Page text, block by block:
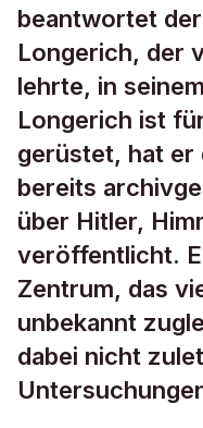
beantwortet
Longerich, der
lehrte, in
Longerich ist
gerüstet, hat er
bereits
über Hitler,
veröffentlicht.
Zentrum, das
unbekannt
dabei nicht